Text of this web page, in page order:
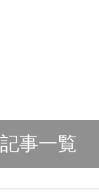
事一覧